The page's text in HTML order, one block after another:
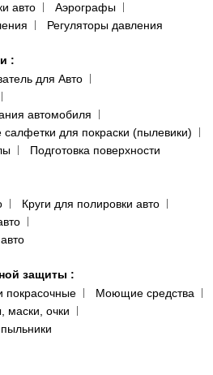
авто
Аэрографы
Регуляторы давления
:
для Авто
автомобиля
салфетки для покраски (пылевики)
Подготовка поверхности
Круги для полировки авто
защиты :
покрасочные
Моющие средства
маски, очки